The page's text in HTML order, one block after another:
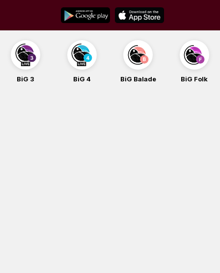
content
BiG 3 BiG 4 BiG Balade BiG Folk